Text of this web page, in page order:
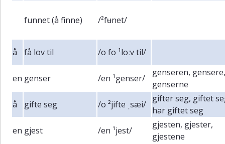
funnet (å finne) /²fʉnet/
å få lov til /o fo ¹loːv til/
en genser /en ¹genser/
genseren, gensere,
genserne
å
gifte seg /o ²jifte ˌsæi/
gifter seg, giftet
har giftet seg
en gjest /en ¹jest/
gjesten, gjester,
gjestene